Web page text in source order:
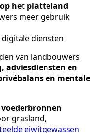
het platteland
meer gebruik
diensten
van landbouwers
adviesdiensten en
en mentale
grasland,
eiwitgewassen